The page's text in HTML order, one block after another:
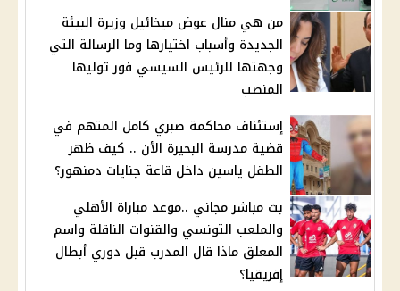
من هي منال عوض ميخائيل وزيرة البيئة
الجديدة وأسباب اختيارها وما الرسالة التي
وجهتها للرئيس السيسي فور توليها
المنصب
إستئناف محاكمة صبري كامل المتهم في
قضية مدرسة البحيرة الأن .. كيف ظهر
الطفل ياسين داخل قاعة جنايات دمنهور؟
بث مباشر مجاني ..موعد مباراة الأهلي
والملعب التونسي والقنوات الناقلة واسم
المعلق ماذا قال المدرب قبل دوري أبطال
إفريقيا؟